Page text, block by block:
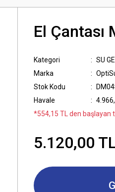
El Çantası
Kategori
SU
Marka
Stok Kodu
Havale
*554,15 TL den başlayan
5.120,00